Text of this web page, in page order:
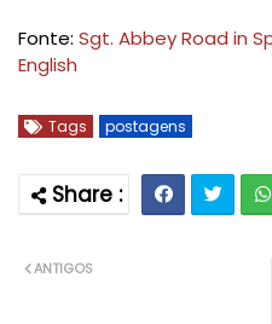
Fonte: Sgt. Abbey Road in
English
Tags postagens
ANTIGOS